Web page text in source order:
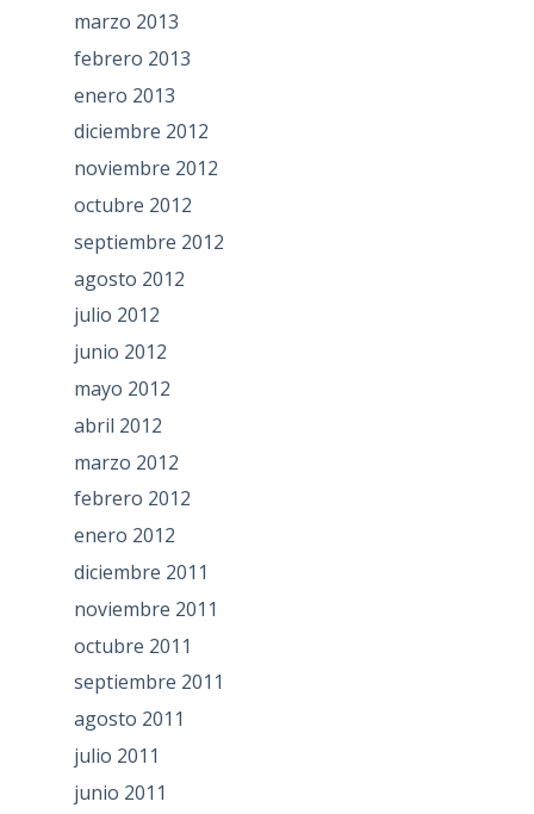
marzo 2013
febrero 2013
enero 2013
diciembre 2012
noviembre 2012
octubre 2012
septiembre 2012
agosto 2012
julio 2012
junio 2012
mayo 2012
abril 2012
marzo 2012
febrero 2012
enero 2012
diciembre 2011
noviembre 2011
octubre 2011
septiembre 2011
agosto 2011
julio 2011
junio 2011